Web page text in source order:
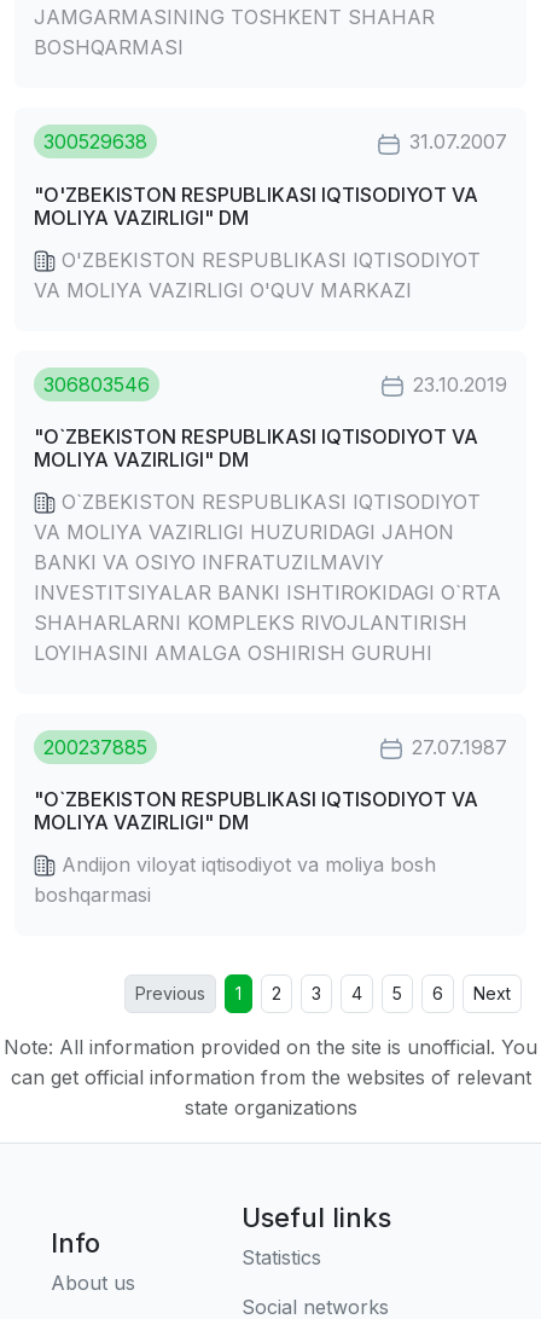
JAMGARMASINING TOSHKENT SHAHAR
BOSHQARMASI
300529638 31.07.2007
"O'ZBEKISTON RESPUBLIKASI IQTISODIYOT VA
MOLIYA VAZIRLIGI" DM
O'ZBEKISTON RESPUBLIKASI IQTISODIYOT
VA MOLIYA VAZIRLIGI O'QUV MARKAZI
306803546 23.10.2019
"O`ZBEKISTON RESPUBLIKASI IQTISODIYOT VA
MOLIYA VAZIRLIGI" DM
O`ZBEKISTON RESPUBLIKASI IQTISODIYOT
VA MOLIYA VAZIRLIGI HUZURIDAGI JAHON
BANKI VA OSIYO INFRATUZILMAVIY
INVESTITSIYALAR BANKI ISHTIROKIDAGI O`RTA
SHAHARLARNI KOMPLEKS RIVOJLANTIRISH
LOYIHASINI AMALGA OSHIRISH GURUHI
200237885 27.07.1987
"O`ZBEKISTON RESPUBLIKASI IQTISODIYOT VA
MOLIYA VAZIRLIGI" DM
Andijon viloyat iqtisodiyot va moliya bosh
boshqarmasi
Previous 1 2 3 4 5 6 Next
Note: All information provided on the site is unofficial. You
can get official information from the websites of relevant
state organizations
Info
About us
Useful links
Statistics
Social networks